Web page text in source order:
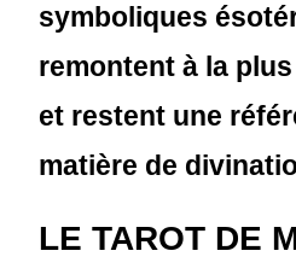
symboliques
remontent à la
et restent une
matière de
LE TAROT DE